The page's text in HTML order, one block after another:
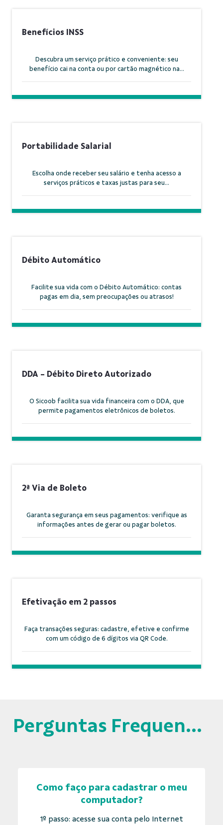
Benefícios INSS
Descubra um serviço prático e conveniente: seu
benefício cai na conta ou por cartão magnético na...
Portabilidade Salarial
Escolha onde receber seu salário e tenha acesso a
serviços práticos e taxas justas para seu...
Débito Automático
Facilite sua vida com o Débito Automático: contas
pagas em dia, sem preocupações ou atrasos!
DDA - Débito Direto Autorizado
O Sicoob facilita sua vida financeira com o DDA, que
permite pagamentos eletrônicos de boletos.
2ª Via de Boleto
Garanta segurança em seus pagamentos: verifique as
informações antes de gerar ou pagar boletos.
Efetivação em 2 passos
Faça transações seguras: cadastre, efetive e confirme
com um código de 6 dígitos via QR Code.
Perguntas Frequentes
Como faço para cadastrar o meu
computador?
1º passo: acesse sua conta pelo Internet